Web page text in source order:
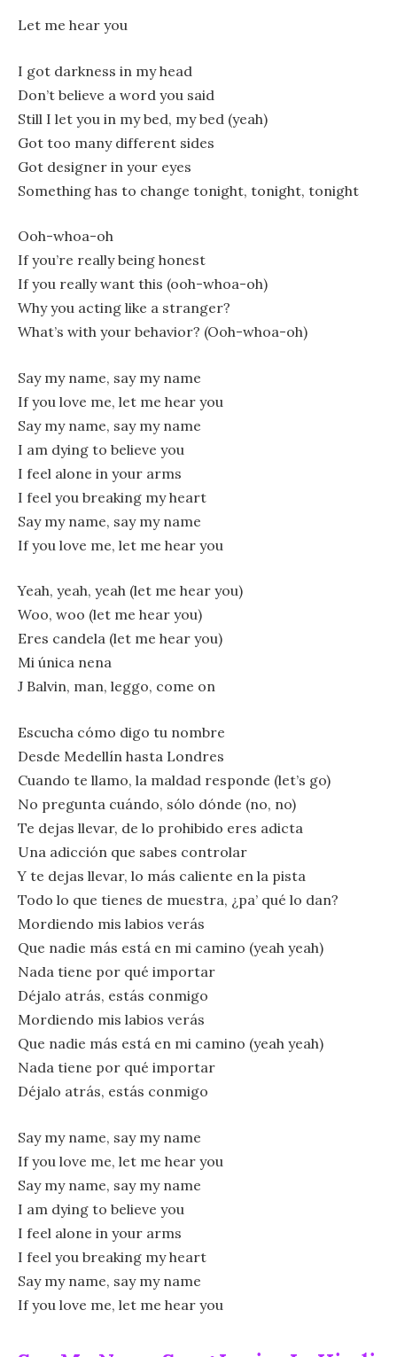
Let me hear you
I got darkness in my head
Don’t believe a word you said
Still I let you in my bed, my bed (yeah)
Got too many different sides
Got designer in your eyes
Something has to change tonight, tonight, tonight
Ooh-whoa-oh
If you’re really being honest
If you really want this (ooh-whoa-oh)
Why you acting like a stranger?
What’s with your behavior? (Ooh-whoa-oh)
Say my name, say my name
If you love me, let me hear you
Say my name, say my name
I am dying to believe you
I feel alone in your arms
I feel you breaking my heart
Say my name, say my name
If you love me, let me hear you
Yeah, yeah, yeah (let me hear you)
Woo, woo (let me hear you)
Eres candela (let me hear you)
Mi única nena
J Balvin, man, leggo, come on
Escucha cómo digo tu nombre
Desde Medellín hasta Londres
Cuando te llamo, la maldad responde (let’s go)
No pregunta cuándo, sólo dónde (no, no)
Te dejas llevar, de lo prohibido eres adicta
Una adicción que sabes controlar
Y te dejas llevar, lo más caliente en la pista
Todo lo que tienes de muestra, ¿pa’ qué lo dan?
Mordiendo mis labios verás
Que nadie más está en mi camino (yeah yeah)
Nada tiene por qué importar
Déjalo atrás, estás conmigo
Mordiendo mis labios verás
Que nadie más está en mi camino (yeah yeah)
Nada tiene por qué importar
Déjalo atrás, estás conmigo
Say my name, say my name
If you love me, let me hear you
Say my name, say my name
I am dying to believe you
I feel alone in your arms
I feel you breaking my heart
Say my name, say my name
If you love me, let me hear you